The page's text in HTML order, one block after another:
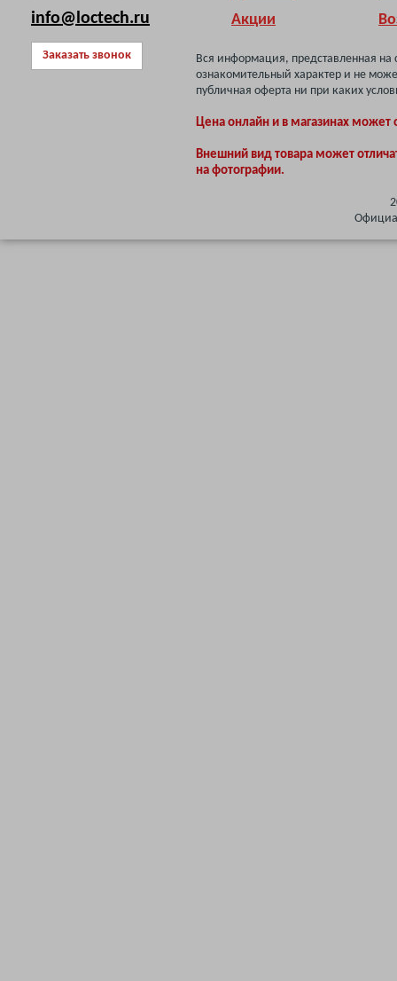
info@loctech.ru
Заказать звонок
Акции
Вся информация, представленная на
ознакомительный характер и не
публичная оферта ни при каких
Цена онлайн и в магазинах может
Внешний вид товара может
на фотографии.